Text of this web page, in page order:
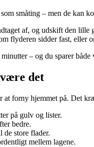
småting – men de kan
af, og udskift den
flyderen sidder fast,
– og du sparer både
det
forny hjemmet på. Det
på gulv og lister.
bedre.
de store flader.
mellem lagene.